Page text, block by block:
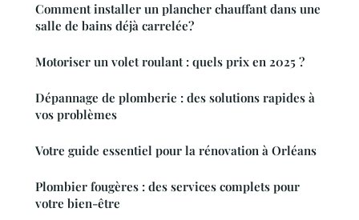
Comment installer un plancher chauffant dans une
salle de bains déjà carrelée?
Motoriser un volet roulant : quels prix en 2025 ?
Dépannage de plomberie : des solutions rapides à
vos problèmes
Votre guide essentiel pour la rénovation à Orléans
Plombier fougères : des services complets pour
votre bien-être